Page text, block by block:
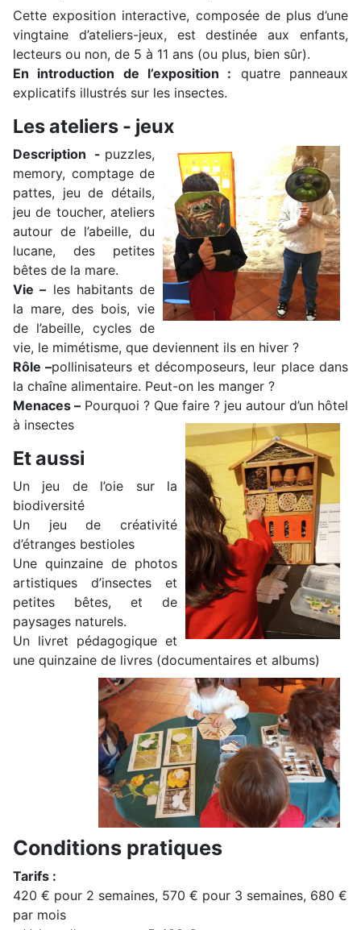
Cette exposition interactive, composée de plus d’une
vingtaine d’ateliers-jeux, est destinée aux enfants,
lecteurs ou non, de 5 à 11 ans (ou plus, bien sûr).
En introduction de l’exposition : quatre panneaux
explicatifs illustrés sur les insectes.
Les ateliers - jeux
Description - puzzles,
memory, comptage de
pattes, jeu de détails,
jeu de toucher, ateliers
autour de l’abeille, du
lucane, des petites
bêtes de la mare.
Vie – les habitants de
la mare, des bois, vie
de l’abeille, cycles de
vie, le mimétisme, que deviennent ils en hiver ?
Rôle –pollinisateurs et décomposeurs, leur place dans
la chaîne alimentaire. Peut-on les manger ?
Menaces – Pourquoi ? Que faire ? jeu autour d’un hôtel
à insectes
Et aussi
Un jeu de l’oie sur la
biodiversité
Un jeu de créativité
d’étranges bestioles
Une quinzaine de photos
artistiques d’insectes et
petites bêtes, et de
paysages naturels.
Un livret pédagogique et
une quinzaine de livres (documentaires et albums)
Conditions pratiques
Tarifs :
420 € pour 2 semaines, 570 € pour 3 semaines, 680 €
par mois